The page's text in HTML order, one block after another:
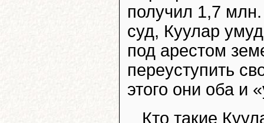
получил 1,7
суд, Куулар
под арестом
переуступить
этого они оба и
Кто такие